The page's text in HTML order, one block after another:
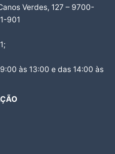
Verdes, 127 – 9700-
901
às 13:00 e das 14:00 às